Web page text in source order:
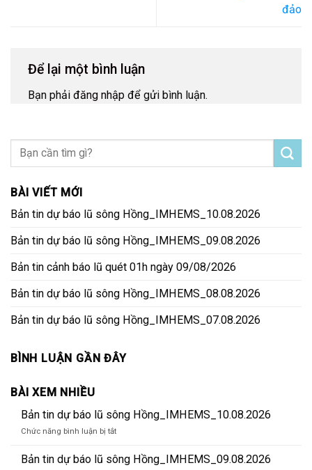
đảo
Để lại một bình luận
Bạn phải đăng nhập để gửi bình luận.
BÀI VIẾT MỚI
Bản tin dự báo lũ sông Hồng_IMHEMS_10.08.2026
Bản tin dự báo lũ sông Hồng_IMHEMS_09.08.2026
Bản tin cảnh báo lũ quét 01h ngày 09/08/2026
Bản tin dự báo lũ sông Hồng_IMHEMS_08.08.2026
Bản tin dự báo lũ sông Hồng_IMHEMS_07.08.2026
BÌNH LUẬN GẦN ĐÂY
BÀI XEM NHIỀU
Bản tin dự báo lũ sông Hồng_IMHEMS_10.08.2026
Chức năng bình luận bị tắtở
tin
Bản tin dự báo lũ sông Hồng_IMHEMS_09.08.2026